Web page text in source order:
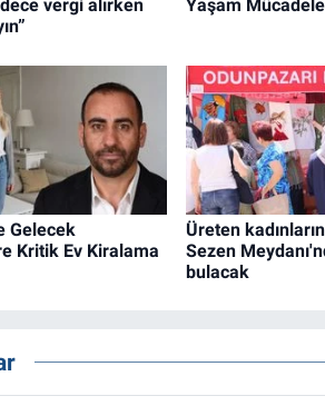
vergi alırken
Yaşam
Gelecek
Kritik Ev Kiralama
Üreten
Sezen
bulacak